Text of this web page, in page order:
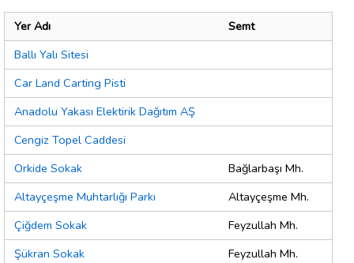
Yer Adı
Semt
Ballı Yalı Sitesi
Car Land Carting Pisti
Anadolu Yakası Elektirik Dağıtım AŞ
Cengiz Topel Caddesi
Orkide Sokak
Bağlarbaşı Mh.
Altayçeşme Muhtarlığı Parkı
Altayçeşme Mh.
Çiğdem Sokak
Feyzullah Mh.
Şükran Sokak
Feyzullah Mh.